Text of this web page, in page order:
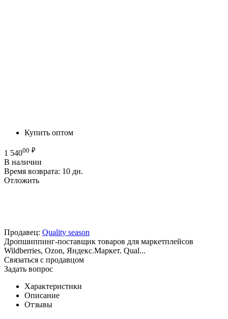
Купить оптом
1 54000 ₽
В наличии
Время возврата: 10 дн.
Отложить
Продавец: Quality season
Дропшиппинг-поставщик товаров для маркетплейсов
Wildberries, Ozon, Яндекс.Маркет. Qual...
Связаться с продавцом
Задать вопрос
Характеристики
Описание
Отзывы